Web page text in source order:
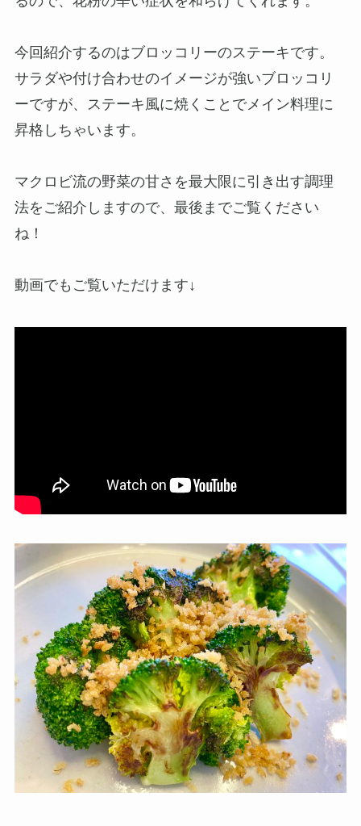
今回紹介するのはブロッコリーのステーキです。
サラダや付け合わせのイメージが強いブロッコリ
ーですが、ステーキ風に焼くことでメイン料理に
昇格しちゃいます。
マクロビ流の野菜の甘さを最大限に引き出す調理
法をご紹介しますので、最後までご覧ください
ね！
動画でもご覧いただけます↓